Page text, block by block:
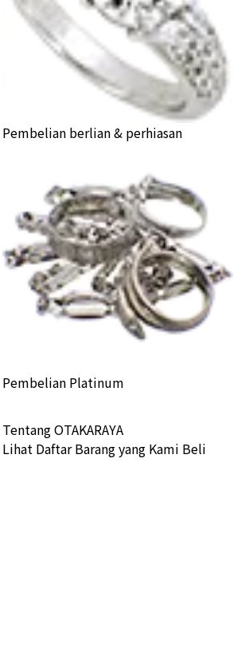
Pembelian berlian & perhiasan
Pembelian Platinum
Tentang OTAKARAYA
Lihat Daftar Barang yang Kami Beli